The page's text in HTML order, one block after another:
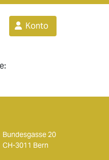
Konto
Bundesgasse 20
CH-3011 Bern